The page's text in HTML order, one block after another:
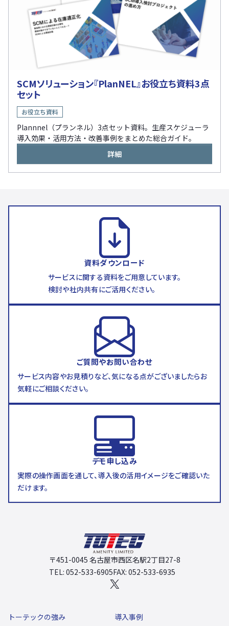
SCMソリューション『PlanNEL』お役立ち資料3点
セット
お役立ち資料
Plannnel（プランネル）3点セット資料。生産スケジューラ
導入効果・活用方法・改善事例をまとめた総合ガイド。
詳細
資料ダウンロード
サービスに関する資料をご用意しています。
検討や社内共有にご活用ください。
ご質問やお問い合わせ
サービス内容やお見積りなど、気になる点がございましたらお
気軽にご相談ください。
デモ申し込み
実際の操作画面を通して、導入後の活用イメージをご確認いた
だけます。
〒451-0045 名古屋市西区名駅2丁目27-8
TEL: 052-533-6905FAX: 052-533-6935
X
トーテックの強み
導入事例